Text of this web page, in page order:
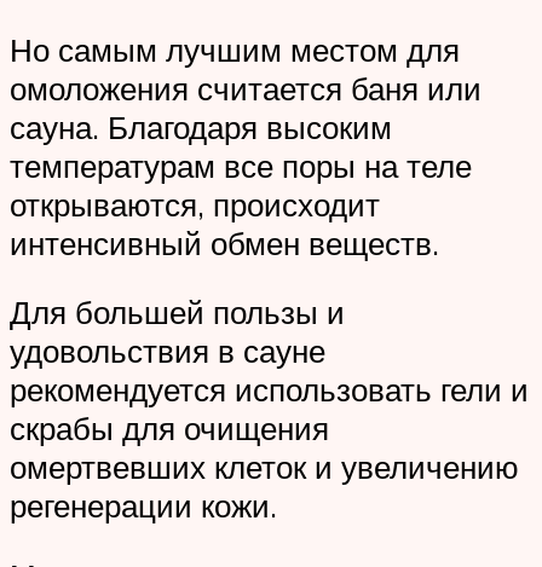
Но самым лучшим местом для
омоложения считается баня или
сауна. Благодаря высоким
температурам все поры на теле
открываются, происходит
интенсивный обмен веществ.
Для большей пользы и
удовольствия в сауне
рекомендуется использовать гели и
скрабы для очищения
омертвевших клеток и увеличению
регенерации кожи.